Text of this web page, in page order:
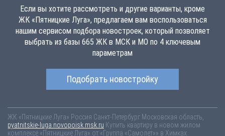
Если вы хотите рассмотреть и другие варианты, кроме
ЖК «Пятницкие Луга», предлагаем вам воспользоваться
нашим сервисом подбора новостроек, который позволяет
выбрать из базы 665 ЖК в МСК и МО по 4 ключевым
параметрам
Подобрать новостройку
ЖК «Пятницкие Луга» Россия Санкт-Петербург Московская область,
pyatnitskie-luga.novopoisk.msk.ru Купить квартиру в новом жилом
комплексе «Пятницкие Луга» от «Группа «Самолет»» в Химках.